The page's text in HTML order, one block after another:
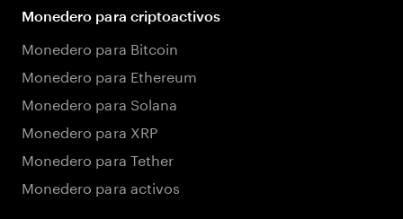
Monedero para criptoactivos
Monedero para Bitcoin
Monedero para Ethereum
Monedero para Solana
Monedero para XRP
Monedero para Tether
Monedero para activos